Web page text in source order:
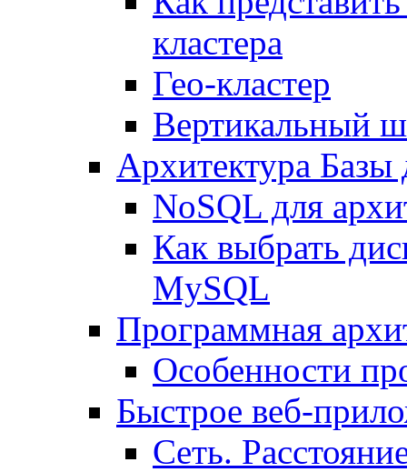
кластера
Гео-кластер
Вертикальный
Архитектура
NoSQL для
Как выбрать
MySQL
Программная
Особенности
Быстрое веб-
Сеть.